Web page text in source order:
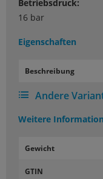
Betriebsdruck:
16 bar
Eigenschaften
Be­schrei­bung
Andere
Weitere
Gewicht
GTIN